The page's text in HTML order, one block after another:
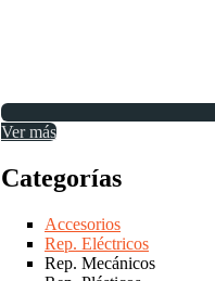
Ver más
Categorías
Accesorios
Rep. Eléctricos
Rep. Mecánicos